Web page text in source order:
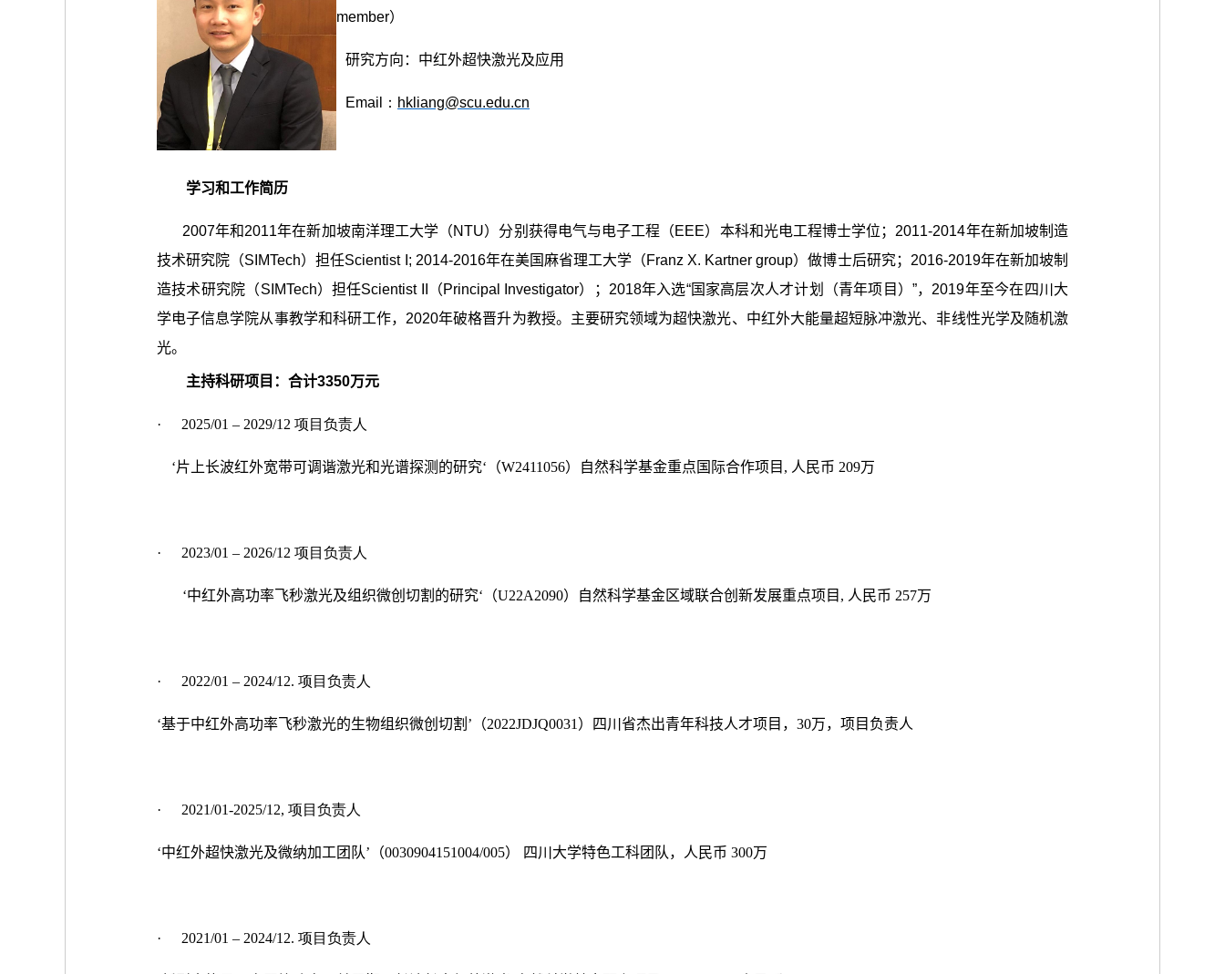
member）
研究方向：中红外超快激光及应用
Email： hkliang@scu.edu.cn
学习和工作简历
2007年和2011年在新加坡南洋理工大学（NTU）分别获得电气与电子工程（EEE）本科和光电工程博士学位；2011-2014年在新加坡制造
技术研究院（SIMTech）担任Scientist I; 2014-2016年在美国麻省理工大学（Franz X. Kartner group）做博士后研究；2016-2019年在新加坡制
造技术研究院（SIMTech）担任Scientist II（Principal Investigator）；2018年入选“国家高层次人才计划（青年项目）”，2019年至今在四川大
学电子信息学院从事教学和科研工作，2020年破格晋升为教授。主要研究领域为超快激光、中红外大能量超短脉冲激光、非线性光学及随机激
光。
主持科研项目： 合计3350万元
· 2025/01 – 2029/12 项目负责人
‘片上长波红外宽带可调谐激光和光谱探测的研究‘（W2411056）自然科学基金重点国际合作项目, 人民币 209万
· 2023/01 – 2026/12 项目负责人
‘中红外高功率飞秒激光及组织微创切割的研究‘（U22A2090）自然科学基金区域联合创新发展重点项目, 人民币 257万
· 2022/01 – 2024/12. 项目负责人
‘基于中红外高功率飞秒激光的生物组织微创切割’（2022JDJQ0031）四川省杰出青年科技人才项目，30万，项目负责人
· 2021/01-2025/12, 项目负责人
‘中红外超快激光及微纳加工团队’（0030904151004/005） 四川大学特色工科团队，人民币 300万
· 2021/01 – 2024/12. 项目负责人